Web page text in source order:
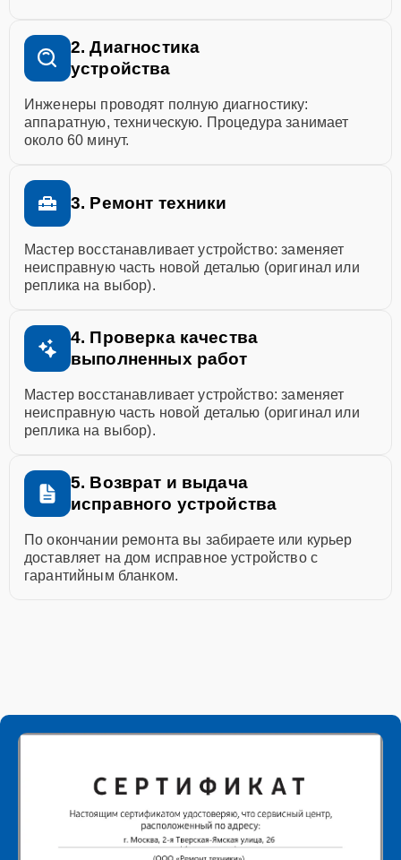
2. Диагностика
устройства
Инженеры проводят полную диагностику:
аппаратную, техническую. Процедура занимает
около 60 минут.
3. Ремонт техники
Мастер восстанавливает устройство: заменяет
неисправную часть новой деталью (оригинал или
реплика на выбор).
4. Проверка качества
выполненных работ
Мастер восстанавливает устройство: заменяет
неисправную часть новой деталью (оригинал или
реплика на выбор).
5. Возврат и выдача
исправного устройства
По окончании ремонта вы забираете или курьер
доставляет на дом исправное устройство с
гарантийным бланком.